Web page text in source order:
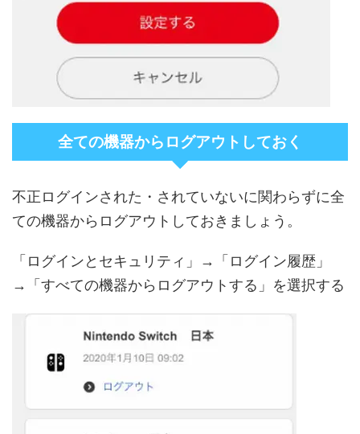
全ての機器からログアウトしておく
不正ログインされた・されていないに関わらずに全
ての機器からログアウトしておきましょう。
「ログインとセキュリティ」→「ログイン履歴」
→「すべての機器からログアウトする」を選択する